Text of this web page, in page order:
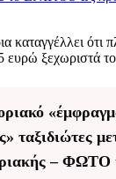
καταγγέλλει ότι
ξεχωριστά
ταξιδιώτες
–